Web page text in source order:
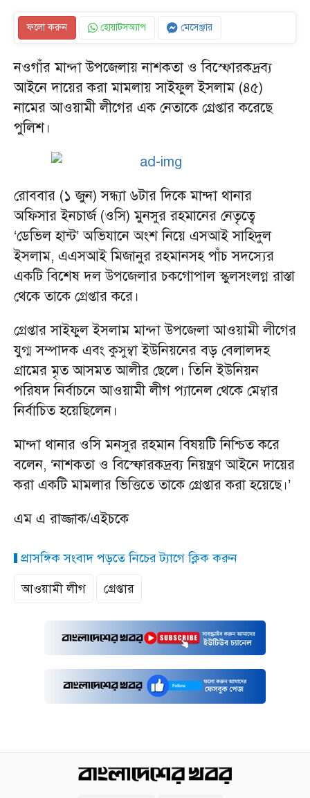
ফলো করুন হোয়াটসঅ্যাপ মেসেঞ্জার
নওগাঁর মান্দা উপজেলায় নাশকতা ও বিস্ফোরকদ্রব্য
আইনে দায়ের করা মামলায় সাইফুল ইসলাম (৪৫)
নামের আওয়ামী লীগের এক নেতাকে গ্রেপ্তার করেছে
পুলিশ।
রোববার (১ জুন) সন্ধ্যা ৬টার দিকে মান্দা থানার
অফিসার ইনচার্জ (ওসি) মুনসুর রহমানের নেতৃত্বে
‘ডেভিল হান্ট’ অভিযানে অংশ নিয়ে এসআই সাহিদুল
ইসলাম, এএসআই মিজানুর রহমানসহ পাঁচ সদস্যের
একটি বিশেষ দল উপজেলার চকগোপাল স্কুলসংলগ্ন রাস্তা
থেকে তাকে গ্রেপ্তার করে।
গ্রেপ্তার সাইফুল ইসলাম মান্দা উপজেলা আওয়ামী লীগের
যুগ্ম সম্পাদক এবং কুসুম্বা ইউনিয়নের বড় বেলালদহ
গ্রামের মৃত আসমত আলীর ছেলে। তিনি ইউনিয়ন
পরিষদ নির্বাচনে আওয়ামী লীগ প্যানেল থেকে মেম্বার
নির্বাচিত হয়েছিলেন।
মান্দা থানার ওসি মনসুর রহমান বিষয়টি নিশ্চিত করে
বলেন, ‘নাশকতা ও বিস্ফোরকদ্রব্য নিয়ন্ত্রণ আইনে দায়ের
করা একটি মামলার ভিত্তিতে তাকে গ্রেপ্তার করা হয়েছে।’
এম এ রাজ্জাক/এইচকে
প্রাসঙ্গিক সংবাদ পড়তে নিচের ট্যাগে ক্লিক করুন
আওয়ামী লীগ
গ্রেপ্তার